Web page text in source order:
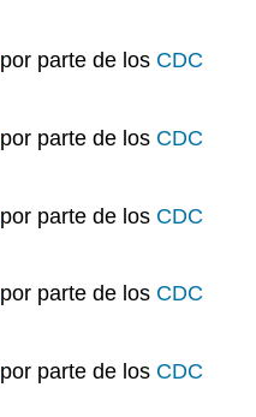
por parte de los CDC
por parte de los CDC
por parte de los CDC
por parte de los CDC
por parte de los CDC